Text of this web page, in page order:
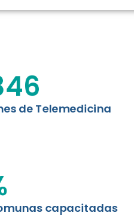
I+D+I+E
de Telemedicina
capacitadas